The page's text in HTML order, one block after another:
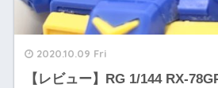
2020.10.09 Fri
【レビュー】RG 1/144 RX-